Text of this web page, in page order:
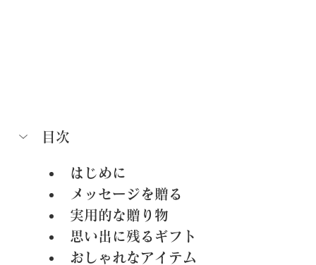
目次
はじめに
メッセージを贈る
実用的な贈り物
思い出に残るギフト
おしゃれなアイテム